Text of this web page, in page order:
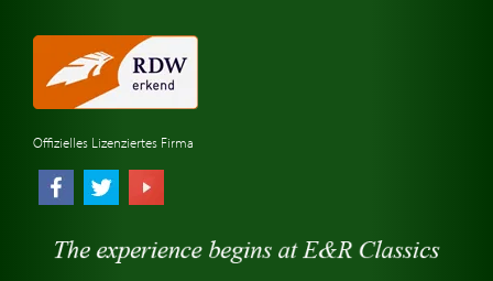
Automarken uhren
Offizielles Lizenziertes Firma